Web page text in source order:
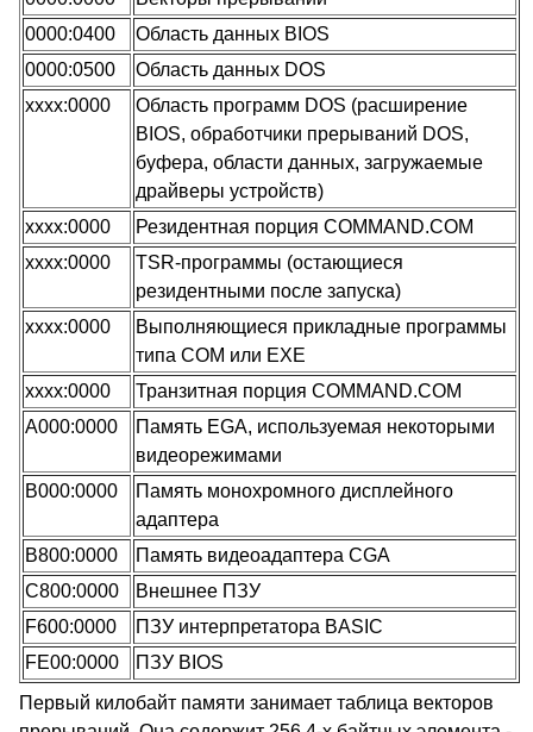
0000:0400
Область данных BIOS
0000:0500
Область данных DOS
xxxx:0000
Область программ DOS (расширение
BIOS, обработчики прерываний DOS,
буфера, области данных, загружаемые
драйверы устройств)
xxxx:0000
Резидентная порция COMMAND.COM
xxxx:0000
TSR-программы (остающиеся
резидентными после запуска)
xxxx:0000
Выполняющиеся прикладные программы
типа COM или EXE
xxxx:0000
Транзитная порция COMMAND.COM
A000:0000
Память EGA, используемая некоторыми
видеорежимами
B000:0000
Память монохромного дисплейного
адаптера
B800:0000
Память видеоадаптера CGA
C800:0000
Внешнее ПЗУ
F600:0000
ПЗУ интерпретатора BASIC
FE00:0000
ПЗУ BIOS
Первый килобайт памяти занимает таблица векторов